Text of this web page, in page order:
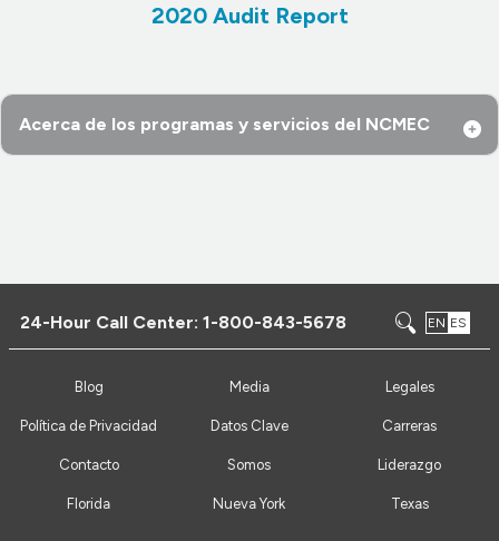
2020 Audit Report
Acerca de los programas y servicios del NCMEC
24-Hour Call Center:1-800-843-5678 EN ES
Blog Media Legales
Política de Privacidad Datos Clave Carreras
Contacto Somos Liderazgo
Florida Nueva York Texas